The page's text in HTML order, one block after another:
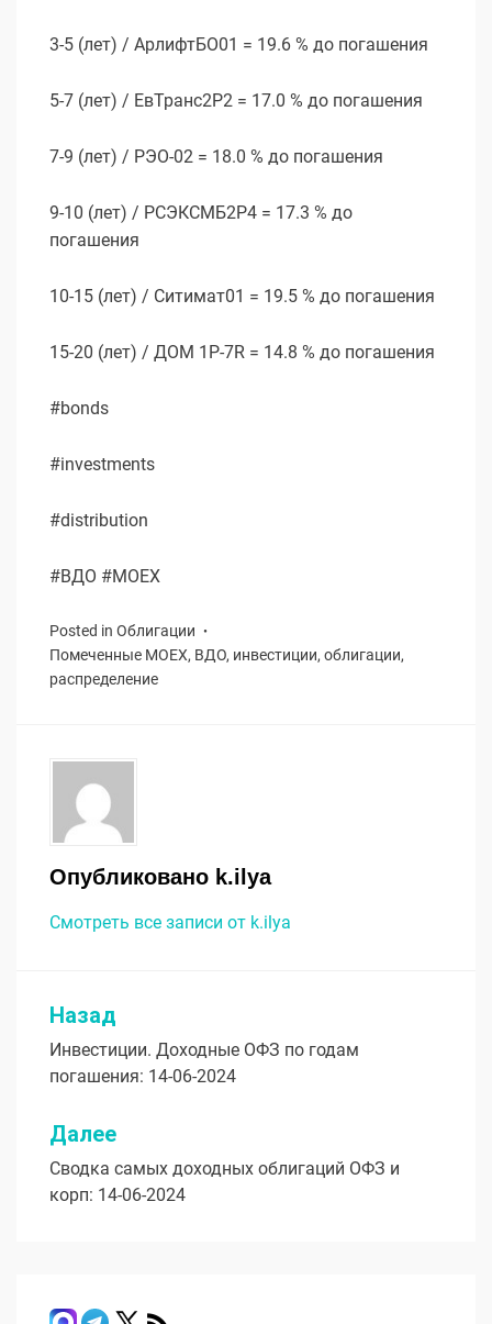
3-5 (лет) / АрлифтБО01 = 19.6 % до погашения
5-7 (лет) / ЕвТранс2P2 = 17.0 % до погашения
7-9 (лет) / РЭО-02 = 18.0 % до погашения
9-10 (лет) / РСЭКСМБ2Р4 = 17.3 % до
погашения
10-15 (лет) / Ситимат01 = 19.5 % до погашения
15-20 (лет) / ДОМ 1P-7R = 14.8 % до погашения
#bonds
#investments
#distribution
#ВДО #MOEX
Posted in Облигации
Помеченные MOEX, ВДО, инвестиции, облигации,
распределение
Опубликовано k.ilya
Смотреть все записи от k.ilya
Навигация
по
записям
Назад
Инвестиции. Доходные ОФЗ по годам
погашения: 14-06-2024
Далее
Сводка самых доходных облигаций ОФЗ и
корп: 14-06-2024